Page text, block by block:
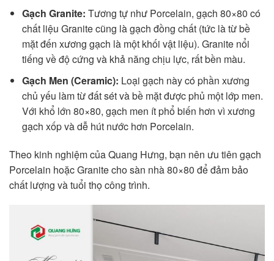
Gạch Granite: Tương tự như Porcelain, gạch 80×80 có
chất liệu Granite cũng là gạch đồng chất (tức là từ bề
mặt đến xương gạch là một khối vật liệu). Granite nổi
tiếng về độ cứng và khả năng chịu lực, rất bền màu.
Gạch Men (Ceramic): Loại gạch này có phần xương
chủ yếu làm từ đất sét và bề mặt được phủ một lớp men.
Với khổ lớn 80×80, gạch men ít phổ biến hơn vì xương
gạch xốp và dễ hút nước hơn Porcelain.
Theo kinh nghiệm của Quang Hưng, bạn nên ưu tiên gạch
Porcelain hoặc Granite cho sàn nhà 80×80 để đảm bảo
chất lượng và tuổi thọ công trình.